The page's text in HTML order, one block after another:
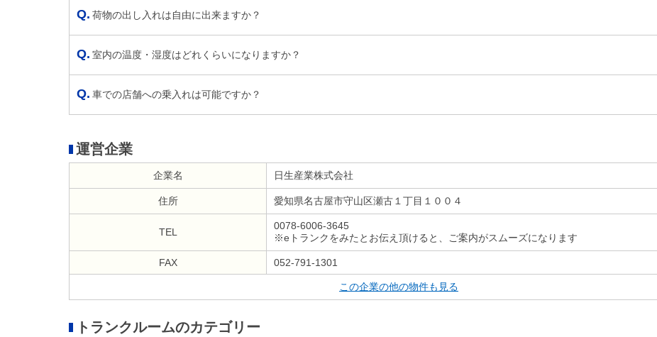
荷物の出し入れは自由に出来ますか？
室内の温度・湿度はどれくらいになりますか？
車での店舗への乗入れは可能ですか？
運営企業
企業名 日生産業株式会社
住所 愛知県名古屋市守山区瀬古１丁目１００４
TEL
0078-6006-3645
※eトランクをみたとお伝え頂けると、ご案内がスムーズになります
FAX 052-791-1301
この企業の他の物件も見る
トランクルームのカテゴリー